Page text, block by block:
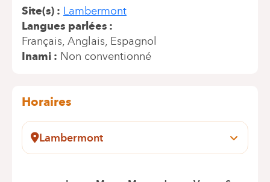
Site(s)
Lambermont
Langues parlées
Français Anglais Espagnol
Inami
Non conventionné
Horaires
Lambermont
Pensées, 1-5